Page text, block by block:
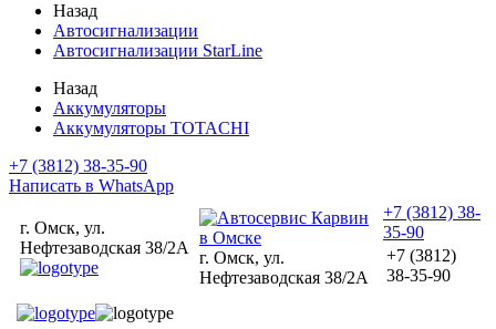
Назад
Автосигнализации
Автосигнализации StarLine
Назад
Аккумуляторы
Аккумуляторы TOTACHI
+7 (3812) 38-35-90
Написать в WhatsApp
г. Омск, ул.
Нефтезаводская 38/2А
г. Омск, ул.
Нефтезаводская 38/2А
+7 (3812) 38-
35-90
+7 (3812)
38-35-90